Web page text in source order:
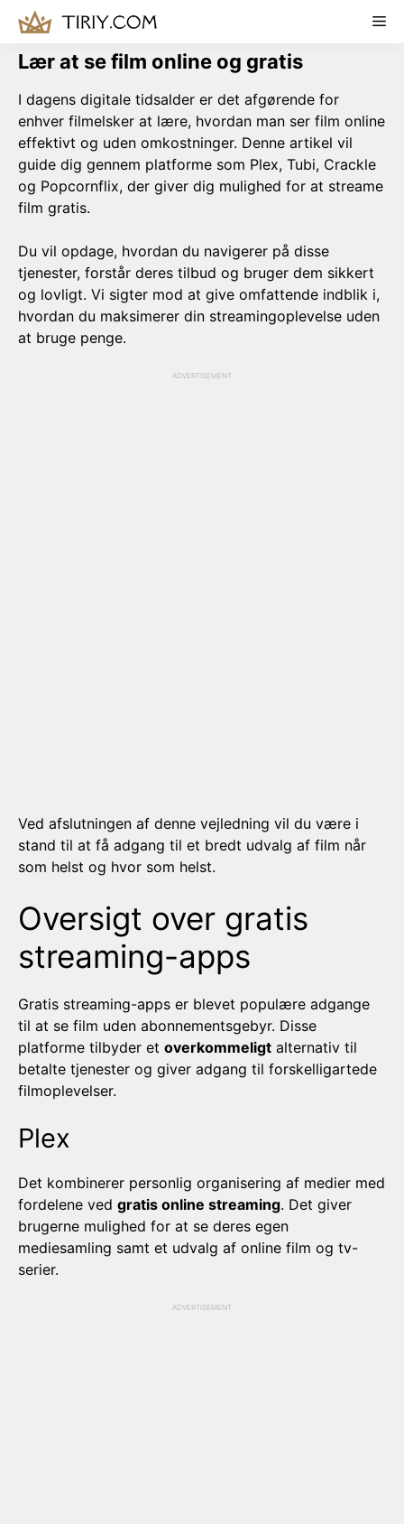
content
Lær at se film online og gratis
I dagens digitale tidsalder er det afgørende for
enhver filmelsker at lære, hvordan man ser film online
effektivt og uden omkostninger. Denne artikel vil
guide dig gennem platforme som Plex, Tubi, Crackle
og Popcornflix, der giver dig mulighed for at streame
film gratis.
Du vil opdage, hvordan du navigerer på disse
tjenester, forstår deres tilbud og bruger dem sikkert
og lovligt. Vi sigter mod at give omfattende indblik i,
hvordan du maksimerer din streamingoplevelse uden
at bruge penge.
ADVERTISEMENT
Ved afslutningen af denne vejledning vil du være i
stand til at få adgang til et bredt udvalg af film når
som helst og hvor som helst.
Oversigt over gratis
streaming-apps
Gratis streaming-apps er blevet populære adgange
til at se film uden abonnementsgebyr. Disse
platforme tilbyder et overkommeligt alternativ til
betalte tjenester og giver adgang til forskelligartede
filmoplevelser.
Plex
Det kombinerer personlig organisering af medier med
fordelene ved gratis online streaming. Det giver
brugerne mulighed for at se deres egen
mediesamling samt et udvalg af online film og tv-
serier.
ADVERTISEMENT